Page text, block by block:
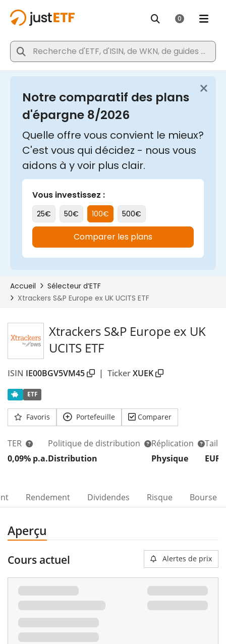
Xtrackers S&P Europe ex UK
UCITS ETF
ISIN IE00BGV5VM45 | TickerXUEK
ETF
Favoris Portefeuille Comparer
TER
0,09% p.a.
Politique de distribution
Distribution
Réplication
Physique
EUR
Rendement Dividendes Risque Bourse
Aperçu
Cours actuel Alertes de prix